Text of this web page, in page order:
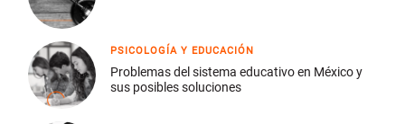
PSICOLOGÍA Y EDUCACIÓN
Problemas del sistema educativo en México y
sus posibles soluciones